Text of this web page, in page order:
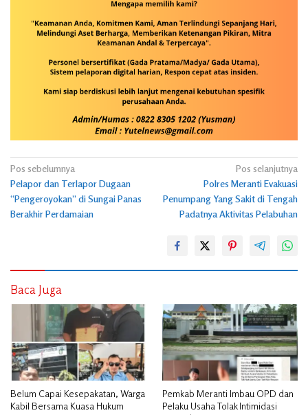
Navigasi
pos
Pos sebelumnya
Pelapor dan Terlapor Dugaan
“Pengeroyokan” di Sungai Panas
Berakhir Perdamaian
Pos selanjutnya
Polres Meranti Evakuasi
Penumpang Yang Sakit di Tengah
Padatnya Aktivitas Pelabuhan
Baca Juga
Belum Capai Kesepakatan, Warga
Kabil Bersama Kuasa Hukum
Pemkab Meranti Imbau OPD dan
Pelaku Usaha Tolak Intimidasi